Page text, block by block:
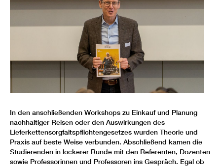
In den anschließenden Workshops zu Einkauf und Planung
nachhaltiger Reisen oder den Auswirkungen des
Lieferkettensorgfaltspflichtengesetzes wurden Theorie und
Praxis auf beste Weise verbunden. Abschließend kamen die
Studierenden in lockerer Runde mit den Referenten, Dozenten
sowie Professorinnen und Professoren ins Gespräch. Egal ob